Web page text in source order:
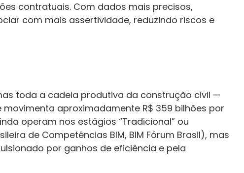
contratuais. Com dados mais precisos,
com mais assertividade, reduzindo riscos e
toda a cadeia produtiva da construção civil —
aproximadamente R$ 359 bilhões por
operam nos estágios “Tradicional” ou
de Competências BIM, BIM Fórum Brasil), mas
por ganhos de eficiência e pela